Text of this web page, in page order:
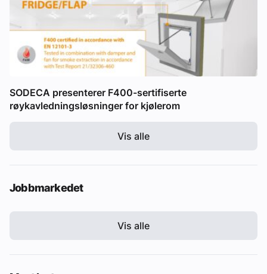
SODECA presenterer F400-sertifiserte
røykavledningsløsninger for kjølerom
Vis alle
Jobbmarkedet
Vis alle